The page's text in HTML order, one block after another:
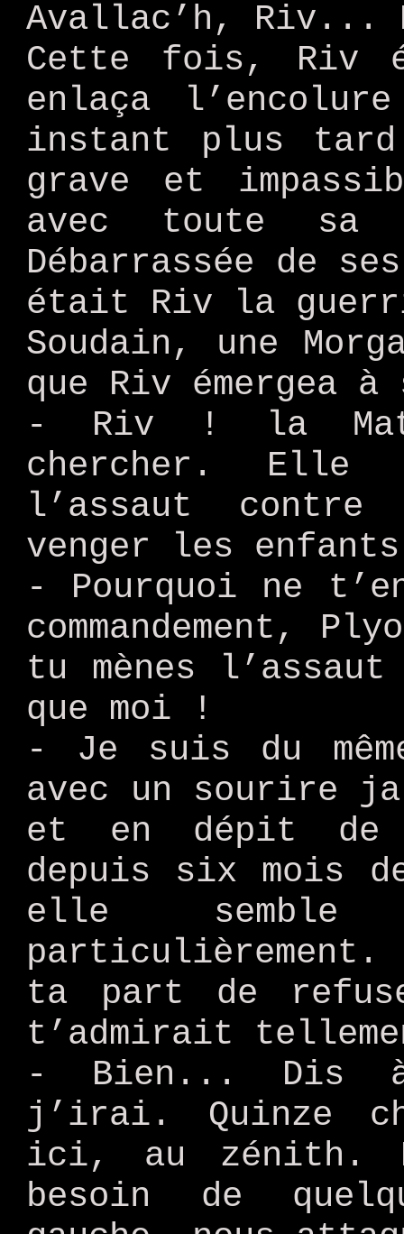
Avallac’h, Riv...
Cette fois, Riv
enlaça
instant plus
grave et
avec toute sa
Débarrassée de
était Riv la
Soudain, une
que Riv émergea
- Riv ! la
chercher. Elle
l’assaut
venger les
- Pourquoi ne
commandement,
tu mènes
que moi !
- Je suis du
avec un sourire
et en dépit de
depuis six mois
elle
particulièrement.
ta part de
t’admirait
- Bien... Dis à
j’irai. Quinze
ici, au zénith.
besoin de